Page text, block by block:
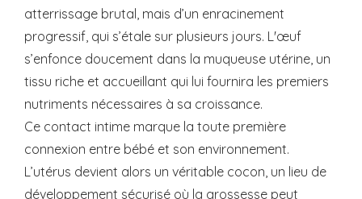
atterrissage brutal, mais d’un enracinement
progressif, qui s’étale sur plusieurs jours. L'œuf
s’enfonce doucement dans la muqueuse utérine, un
tissu riche et accueillant qui lui fournira les premiers
nutriments nécessaires à sa croissance.
Ce contact intime marque la toute première
connexion entre bébé et son environnement.
L’utérus devient alors un véritable cocon, un lieu de
développement sécurisé où la grossesse peut